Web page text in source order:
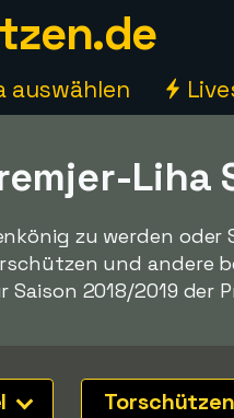
auswählen
Liha
zu werden oder
und andere
2018/2019 der
Torschützen